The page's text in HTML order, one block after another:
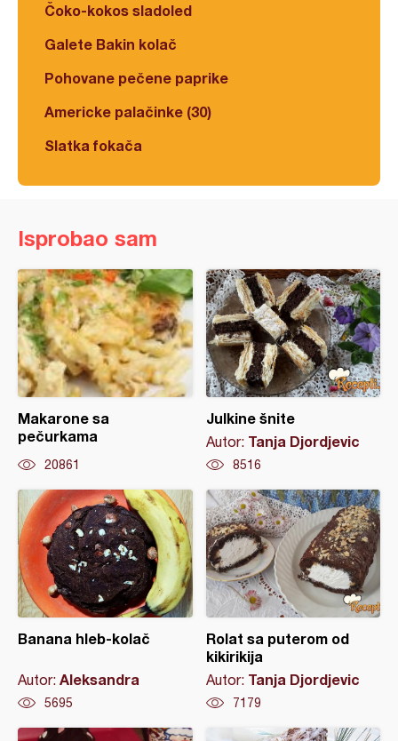
Čoko-kokos sladoled
Galete Bakin kolač
Pohovane pečene paprike
Americke palačinke (30)
Slatka fokača
Isprobao sam
Makarone sa
pečurkama
20861
Julkine šnite
Autor: Tanja Djordjevic
8516
Banana hleb-kolač
Autor: Aleksandra
5695
Rolat sa puterom od
kikirikija
Autor: Tanja Djordjevic
7179